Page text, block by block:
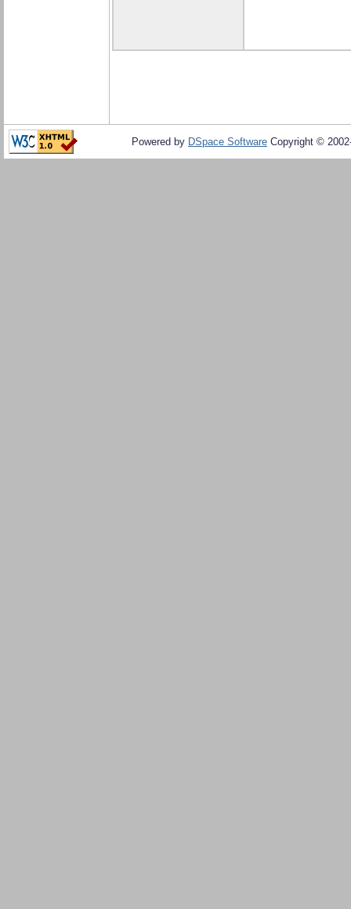
Powered by DSpace Software Copyright ©